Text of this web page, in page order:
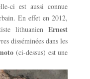
ci est aussi connue
En effet en 2012,
lithuanien Ernest
disséminées dans les
(ci-dessus) est une